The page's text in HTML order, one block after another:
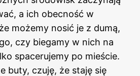
a ich obecność w
możemy nosić je z dumą,
czy biegamy w nich na
spacerujemy po mieście.
buty, czuję, że staję się